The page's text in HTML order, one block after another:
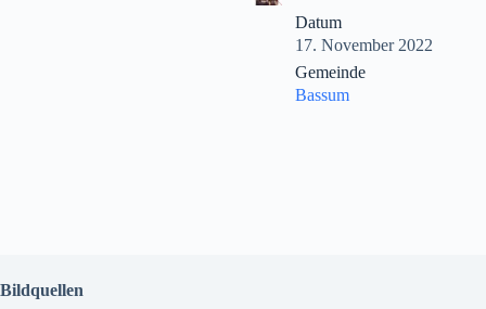
Datum
17. November 2022
Gemeinde
Bassum
Bildquellen